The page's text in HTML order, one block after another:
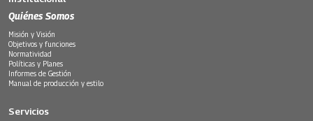
Quiénes Somos
Misión y Visión
Objetivos y funciones
Normatividad
Políticas y Planes
Informes de Gestión
Manual de producción y estilo
Servicios